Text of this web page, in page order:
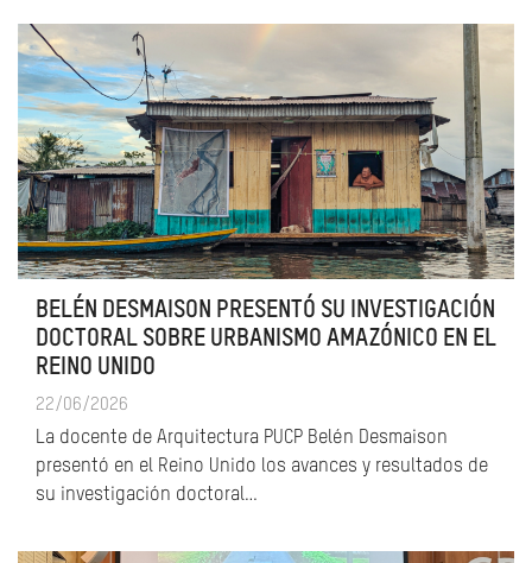
BELÉN DESMAISON PRESENTÓ SU INVESTIGACIÓN
DOCTORAL SOBRE URBANISMO AMAZÓNICO EN EL
REINO UNIDO
22/06/2026
La docente de Arquitectura PUCP Belén Desmaison
presentó en el Reino Unido los avances y resultados de
su investigación doctoral…